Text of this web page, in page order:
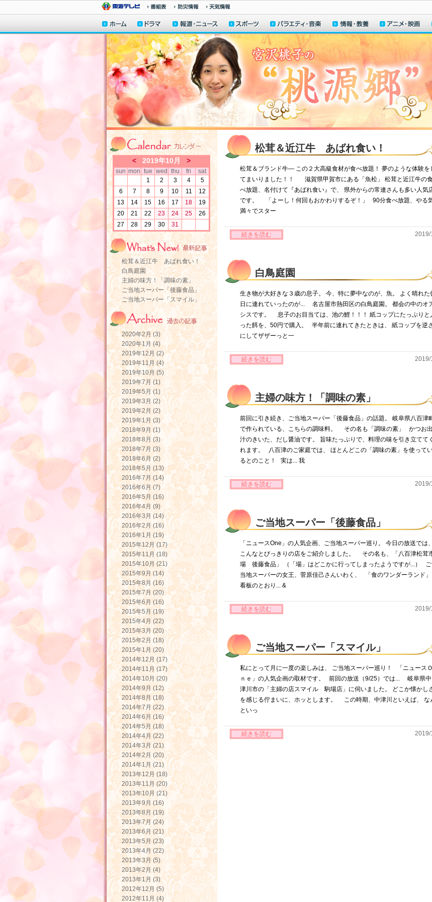
松茸＆近江牛 あばれ食い！
松茸＆ブランド牛― この２大高級食材が食べ放題！ 夢のような体験を
てまいりました！！ 滋賀県甲賀市にある「魚松」 松茸と近江牛の
べ放題、名付けて『あばれ食い』で、 県外からの常連さんも多い人気
です。 「よーし！何回もおかわりするぞ！」 90分食べ放題、やる
満々でスター
続きを読む 2019/
白鳥庭園
生き物が大好きな３歳の息子。 今、特に夢中なのが、魚。 よく晴れた
日に連れていったのが... 名古屋市熱田区の白鳥庭園。 都会の中のオ
シスです。 息子のお目当ては、池の鯉！！！ 紙コップにたっぷりと
った餌を、50円で購入。 半年前に連れてきたときは、 紙コップを逆
にしてザザーっと一
続きを読む 2019/
主婦の味方！「調味の素」
前回に引き続き、ご当地スーパー「後藤食品」の話題。 岐阜県八百津
で作られている、こちらの調味料。 その名も「調味の素」 かつお出
汁のきいた、だし醤油です。 旨味たっぷりで、料理の味を引き立ててく
れます。 八百津のご家庭では、 ほとんどこの「調味の素」を使って
るとのこと！ 実は... 我
続きを読む 2019/
ご当地スーパー「後藤食品」
「ニュースOne」の人気企画、ご当地スーパー巡り。 今日の放送では、
こんなとびっきりの店をご紹介しました。 その名も、「八百津松茸
場 後藤食品」 （「場」はどこかに行ってしまったようですが...） ご
当地スーパーの女王、菅原佳己さんいわく、 「食のワンダーランド」
看板のとおり... &
続きを読む 2019/
ご当地スーパー「スマイル」
私にとって月に一度の楽しみは、 ご当地スーパー巡り！ 「ニュースＯ
ｎｅ」の人気企画の取材です。 前回の放送（9/25）では... 岐阜県中
津川市の「主婦の店スマイル 駒場店」に伺いました。 どこか懐かし
を感じる佇まいに、ホッとします。 この時期、中津川といえば、 な
といっ
続きを読む 2019/
< 2019年10月 >
sun mon tue wed thu fri
sat
1
2 3 4
5
6
7 8 9 10 11
12
13
14 15 16 17 18
19
20
21 22 23 24 25
26
27
28 29 30 31
松茸＆近江牛 あばれ食い！
白鳥庭園
主婦の味方！「調味の素」
ご当地スーパー「後藤食品」
ご当地スーパー「スマイル」
2020年2月 (3)
2020年1月 (4)
2019年12月 (2)
2019年11月 (4)
2019年10月 (5)
2019年7月 (1)
2019年5月 (1)
2019年3月 (2)
2019年2月 (2)
2019年1月 (3)
2018年9月 (1)
2018年8月 (3)
2018年7月 (3)
2018年6月 (2)
2018年5月 (13)
2016年7月 (14)
2016年6月 (7)
2016年5月 (16)
2016年4月 (9)
2016年3月 (14)
2016年2月 (16)
2016年1月 (19)
2015年12月 (17)
2015年11月 (18)
2015年10月 (21)
2015年9月 (14)
2015年8月 (16)
2015年7月 (20)
2015年6月 (16)
2015年5月 (19)
2015年4月 (22)
2015年3月 (20)
2015年2月 (18)
2015年1月 (20)
2014年12月 (17)
2014年11月 (17)
2014年10月 (20)
2014年9月 (12)
2014年8月 (18)
2014年7月 (22)
2014年6月 (16)
2014年5月 (18)
2014年4月 (22)
2014年3月 (21)
2014年2月 (20)
2014年1月 (21)
2013年12月 (18)
2013年11月 (20)
2013年10月 (21)
2013年9月 (16)
2013年8月 (19)
2013年7月 (24)
2013年6月 (21)
2013年5月 (23)
2013年4月 (22)
2013年3月 (5)
2013年2月 (4)
2013年1月 (3)
2012年12月 (5)
2012年11月 (4)